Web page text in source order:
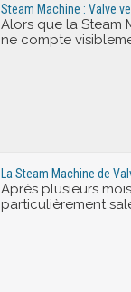
Steam Machine : Valve
Alors que la Steam
ne compte
La Steam Machine de
Après plusieurs
particulièrement